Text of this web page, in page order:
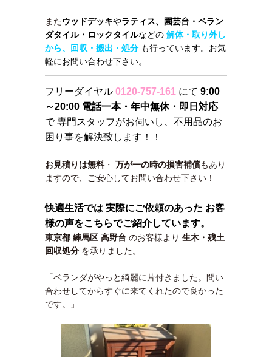
またウッドデッキやラティス、園芸台・ ベラン
ダタイル・ロックタイルなどの 解体・取り外し
から、回収・搬出・処分 も行っています。お気
軽にお問い合わせ下さい。
フリーダイヤル 0120-757-161 にて 9:00
～20:00 電話一本・年中無休・即日対応
で 専門スタッフがお伺いし、不用品のお
困り事を解決致します！！
お見積りは無料・ 万が一の時の損害補償もあり
ますので、ご安心してお問い合わせ下さい！
快適生活では 実際にご依頼のあった お客
様の声をこちらでご紹介しています。
東京都 練馬区 高野台 のお客様より 生木・残土
回収処分 を承りました。
「ベランダがやっと綺麗に片付きました。問い
合わせしてからすぐに来てくれたので良かった
です。」